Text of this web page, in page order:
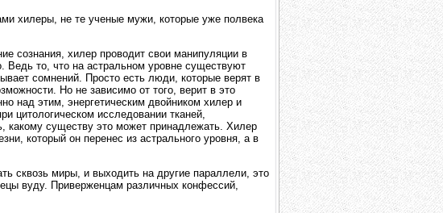
хилеры, не те ученые мужи, которые уже полвека
сознания, хилер проводит свои манипуляции в
Ведь то, что на астральном уровне существуют
сомнений. Просто есть люди, которые верят в
Но не зависимо от того, верит в это
над этим, энергетическим двойником хилер и
цитологическом исследовании тканей,
какому существу это может принадлежать. Хилер
который он перенес из астрального уровня, а в
сквозь миры, и выходить на другие параллели, это
вуду. Приверженцам различных конфессий,